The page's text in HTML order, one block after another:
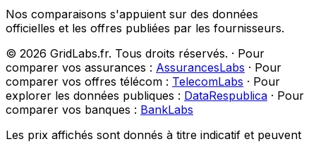
Nos comparaisons s'appuient sur des données
officielles et les offres publiées par les fournisseurs.
© 2026 GridLabs.fr. Tous droits réservés. · Pour
comparer vos assurances : AssurancesLabs · Pour
comparer vos offres télécom : TelecomLabs · Pour
explorer les données publiques : DataRespublica · Pour
comparer vos banques : BankLabs
Les prix affichés sont donnés à titre indicatif et peuvent